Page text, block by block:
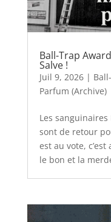
Ball-Trap
Salve !
Juil 9, 2026|
Parfum (Archive)
Les
sont de retour
est au vote,
le bon et la